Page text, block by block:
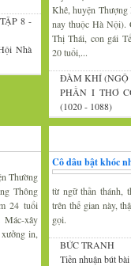
8 -
Nhà
Khê, huyện
nay thuộc Hà Nội).
Thị Thái, con gái
20 tuổi,...
ĐÀM KHÍ (NGỘ
PHẦN I THƠ
(1020 - 1088)
Thường
Thông
24 tuổi
xây
in,
Cô dâu bật khóc
từ ngữ thần thánh,
trên thế gian này,
gọi.
BỨC TRANH
Tiền nhuận bút